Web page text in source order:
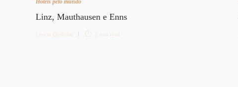
Hotéis pelo mundo
Linz, Mauthausen e Enns
Letícia Diethelm 5 min read